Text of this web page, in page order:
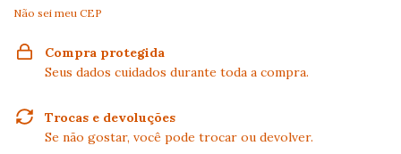
Não sei meu CEP
Compra protegida
Seus dados cuidados durante toda a compra.
Trocas e devoluções
Se não gostar, você pode trocar ou devolver.